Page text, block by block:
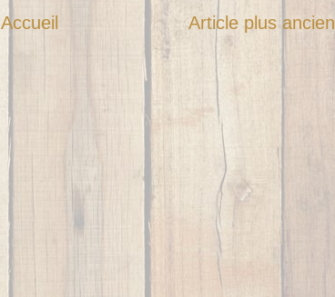
Article plus ancien
Accueil